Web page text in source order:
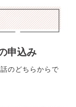
申込み
のどちらからで